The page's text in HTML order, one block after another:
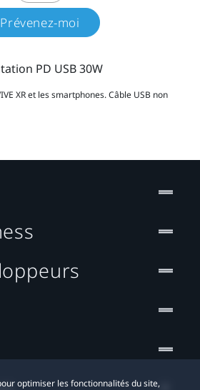
Prévenez-moi
PD USB 30W
XR et les smartphones. Câble USB non
optimiser les fonctionnalités du site,